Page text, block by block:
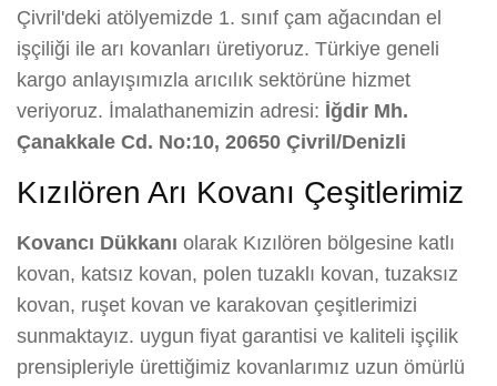
Çivril'deki atölyemizde 1. sınıf çam ağacından el
işçiliği ile arı kovanları üretiyoruz. Türkiye geneli
kargo anlayışımızla arıcılık sektörüne hizmet
veriyoruz. İmalathanemizin adresi: İğdir Mh.
Çanakkale Cd. No:10, 20650 Çivril/Denizli
Kızılören Arı Kovanı Çeşitlerimiz
Kovancı Dükkanı olarak Kızılören bölgesine katlı
kovan, katsız kovan, polen tuzaklı kovan, tuzaksız
kovan, ruşet kovan ve karakovan çeşitlerimizi
sunmaktayız. uygun fiyat garantisi ve kaliteli işçilik
prensipleriyle ürettiğimiz kovanlarımız uzun ömürlü